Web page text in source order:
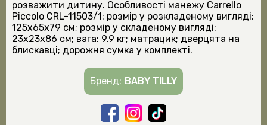
розважити дитину. Особливості манежу Carrello
Piccolo CRL-11503/1: розмір у розкладеному вигляді:
125х65х79 см; розмір у складеному вигляді:
23х23х86 см; вага: 9.9 кг; матрацик; дверцята на
блискавці; дорожня сумка у комплекті.
Бренд: BABY TILLY